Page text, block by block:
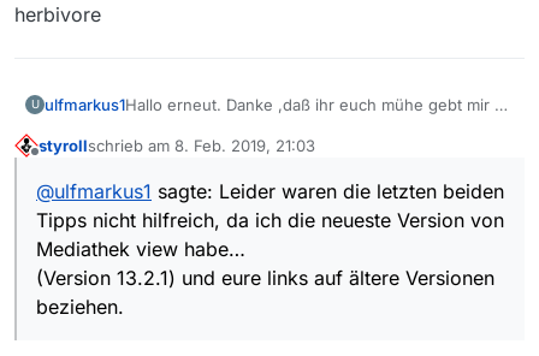
herbivore
U ulfmarkus1Hallo erneut. Danke ,daß ihr euch mühe gebt mir zu
Leider waren die letzten beiden Tipps nicht
view habe…
(Version 13.2.1) und eure links auf ältere Versionen
beziehen.
gesendet wurden----Kapitel 5 aber vor ca. 4
styrollschrieb am 8. Feb. 2019, 21:03
zuletzt editiert von
@ulfmarkus1 sagte: Leider waren die letzten beiden
Tipps nicht hilfreich, da ich die neueste Version von
Mediathek view habe…
(Version 13.2.1) und eure links auf ältere Versionen
beziehen.